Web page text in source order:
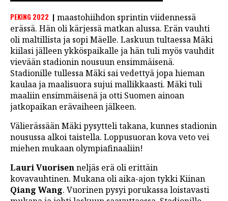
PEKING 2022
maastohiihdon sprintin viidennessä
erässä. Hän oli kärjessä matkan alussa. Erän vauhti
oli maltillista ja sopi Mäelle. Laskuun tultaessa Mäki
kiilasi jälleen ykköspaikalle ja hän tuli myös vauhdit
vievään stadionin nousuun ensimmäisenä.
Stadionille tullessa Mäki sai vedettyä jopa hieman
kaulaa ja maalisuora sujui mallikkaasti. Mäki tuli
maaliin ensimmäisenä ja otti Suomen ainoan
jatkopaikan erävaiheen jälkeen.
Välierässään Mäki pysytteli takana, kunnes stadionin
nousussa alkoi taistella. Loppusuoran kova veto vei
miehen mukaan olympiafinaaliin!
Lauri Vuorisenneljäs erä oli erittäin
kovavauhtinen. Mukana oli aika-ajon tykki Kiinan
Qiang Wang. Vuorinen pysyi porukassa loistavasti